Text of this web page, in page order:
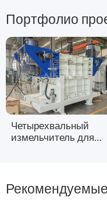
Портфолио
Четырехвальный
измельчитель для
автомобильного
измельчения) на